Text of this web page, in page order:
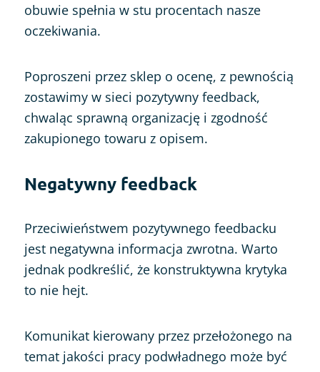
obuwie spełnia w stu procentach nasze
oczekiwania.
Poproszeni przez sklep o ocenę, z pewnością
zostawimy w sieci pozytywny feedback,
chwaląc sprawną organizację i zgodność
zakupionego towaru z opisem.
Negatywny feedback
Przeciwieństwem pozytywnego feedbacku
jest negatywna informacja zwrotna. Warto
jednak podkreślić, że konstruktywna krytyka
to nie hejt.
Komunikat kierowany przez przełożonego na
temat jakości pracy podwładnego może być